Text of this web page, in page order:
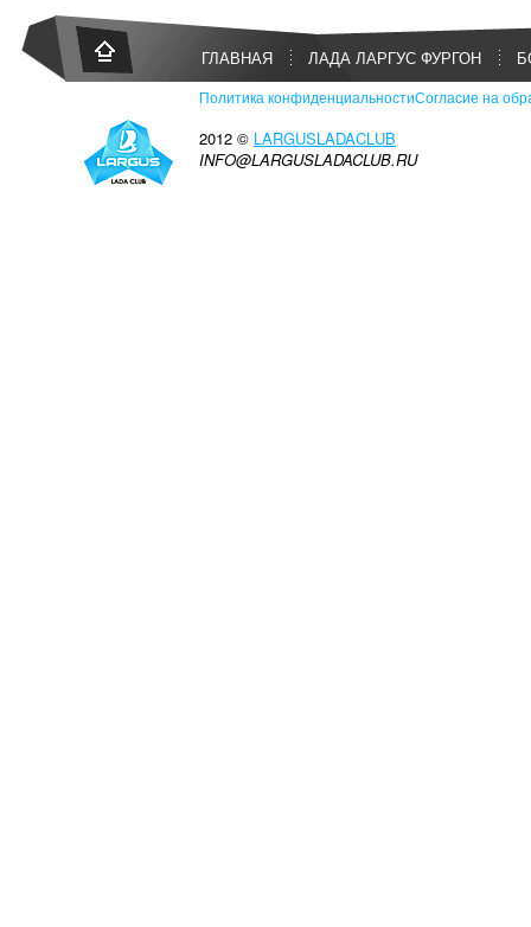
ГЛАВНАЯ ЛАДА ЛАРГУС ФУРГОН
Политика конфиденциальностиСогласие на
2012 © LARGUSLADACLUB
INFO@LARGUSLADACLUB.RU